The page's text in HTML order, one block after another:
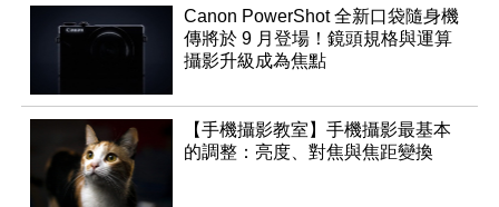
Canon PowerShot 全新口袋隨身機
傳將於 9 月登場！鏡頭規格與運算
攝影升級成為焦點
【手機攝影教室】手機攝影最基本
的調整：亮度、對焦與焦距變換